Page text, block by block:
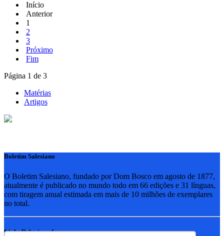
Início
Anterior
1
2
3
Próximo
Fim
Página 1 de 3
Matérias
Artigos
Boletim Salesiano
O Boletim Salesiano, fundado por Dom Bosco em agosto de 1877,
atualmente é publicado no mundo todo em 66 edições e 31 línguas,
com tiragem anual estimada em mais de 10 milhões de exemplares
no total.
Links Relacionados